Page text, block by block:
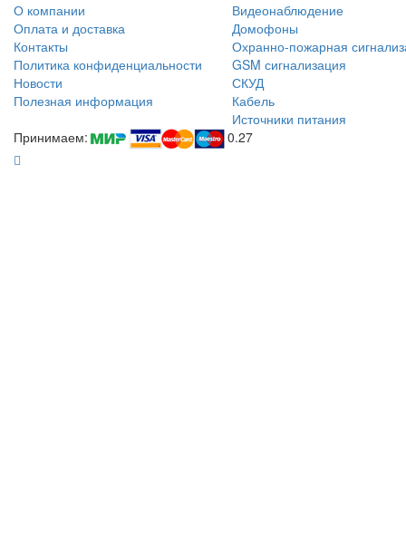
О компании
Видеонаблюдение
Оплата и доставка
Домофоны
Контакты
Охранно-пожарная
Политика конфиденциальности
GSM сигнализация
Новости
СКУД
Полезная информация
Кабель
Источники питания
Принимаем:
0.27